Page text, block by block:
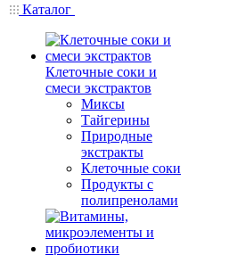
Каталог
Клеточные соки и
смеси экстрактов
Миксы
Тайгерины
Природные
экстракты
Клеточные соки
Продукты с
полипренолами